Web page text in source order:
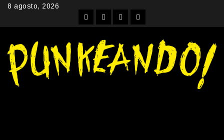
Skip8 agosto, 2026
FacebookInstagram
YouTubeTwitter